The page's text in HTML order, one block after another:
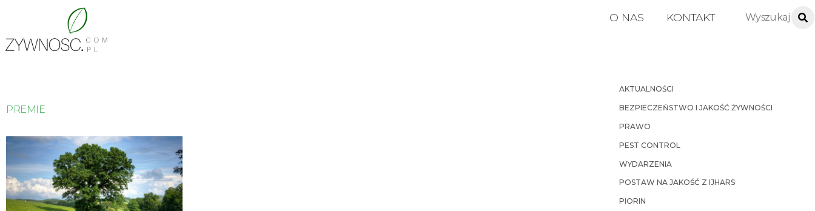
O NAS KONTAKT
PREMIE
AKTUALNOŚCI
BEZPIECZEŃSTWO I JAKOŚĆ ŻYWNOŚCI
PRAWO
PEST CONTROL
WYDARZENIA
POSTAW NA JAKOŚĆ Z IJHARS
PIORIN